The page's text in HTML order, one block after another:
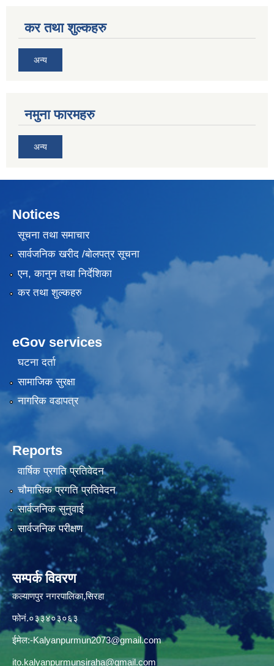
कर तथा शुल्कहरु
अन्य
नमुना फारमहरु
अन्य
Notices
सूचना तथा समाचार
सार्वजनिक खरीद /बोलपत्र सूचना
एन, कानुन तथा निर्देशिका
कर तथा शुल्कहरु
eGov services
घटना दर्ता
सामाजिक सुरक्षा
नागरिक वडापत्र
Reports
वार्षिक प्रगति प्रतिवेदन
चौमासिक प्रगति प्रतिवेदन
सार्वजनिक सुनुवाई
सार्वजनिक परीक्षण
सम्पर्क विवरण
कल्याणपुर नगरपालिका,सिरहा
फोनं.०३३४०३०६३
ईमेल:-Kalyanpurmun2073@gmail.com
ito.kalyanpurmunsiraha@gmail.com